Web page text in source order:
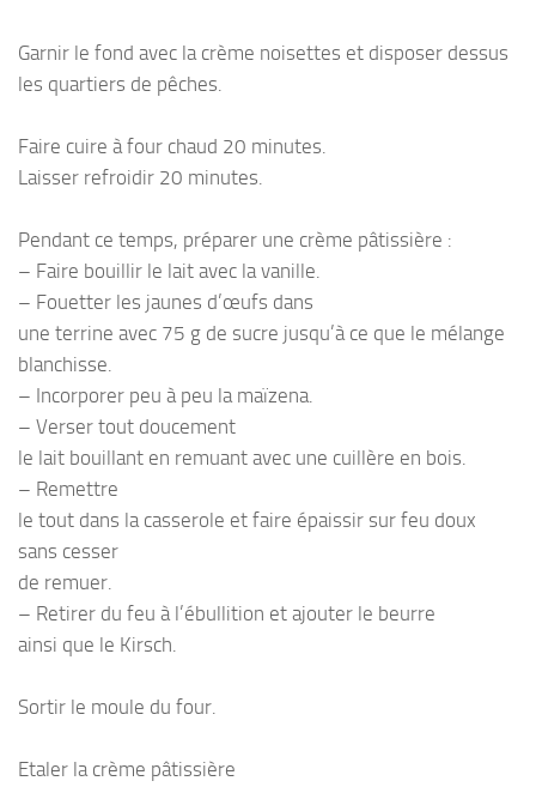
Garnir le fond avec la crème noisettes et disposer dessus
les quartiers de pêches.
Faire cuire à four chaud 20 minutes.
Laisser refroidir 20 minutes.
Pendant ce temps, préparer une crème pâtissière :
– Faire bouillir le lait avec la vanille.
– Fouetter les jaunes d’œufs dans
une terrine avec 75 g de sucre jusqu’à ce que le mélange
blanchisse.
– Incorporer peu à peu la maïzena.
– Verser tout doucement
le lait bouillant en remuant avec une cuillère en bois.
– Remettre
le tout dans la casserole et faire épaissir sur feu doux
sans cesser
de remuer.
– Retirer du feu à l’ébullition et ajouter le beurre
ainsi que le Kirsch.
Sortir le moule du four.
Etaler la crème pâtissière